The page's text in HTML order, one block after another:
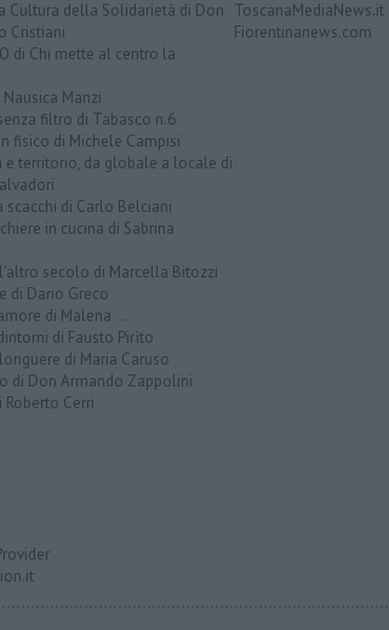
Cultura della Solidarietà di Don
Cristiani
di Chi mette al centro la
Manzi
filtro di Tabasco n.6
fisico di Michele Campisi
e territorio, da globale a locale di
scacchi di Carlo Belciani
in cucina di Sabrina
secolo di Marcella Bitozzi
di Dario Greco
di Malena ...
di Fausto Pirìto
di Maria Caruso
di Don Armando Zappolini
Roberto Cerri
ToscanaMediaNews.it
Fiorentinanews.com